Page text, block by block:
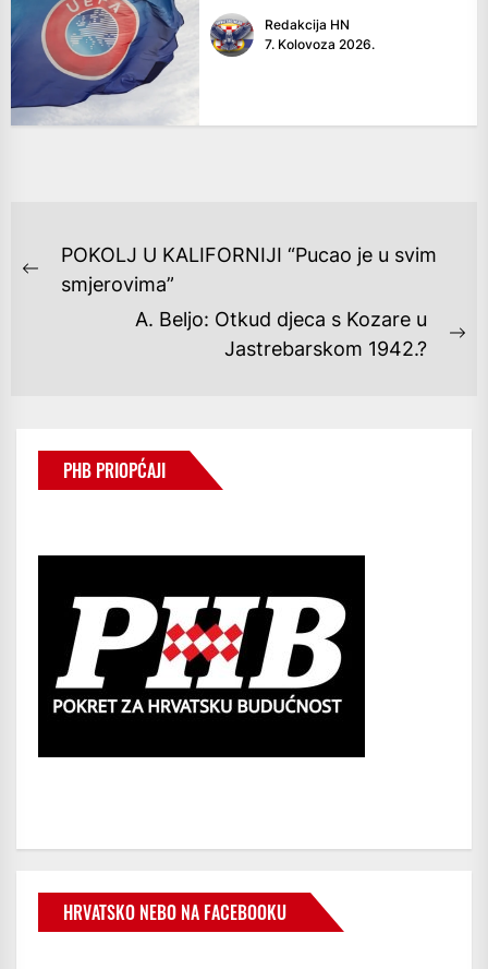
Redakcija HN
7. Kolovoza 2026.
NAVIGACIJA
OBJAVA
Previous
POKOLJ U KALIFORNIJI “Pucao je u svim
smjerovima”
A. Beljo: Otkud djeca s Kozare u
Jastrebarskom 1942.?
PHB PRIOPĆAJI
HRVATSKO NEBO NA FACEBOOKU